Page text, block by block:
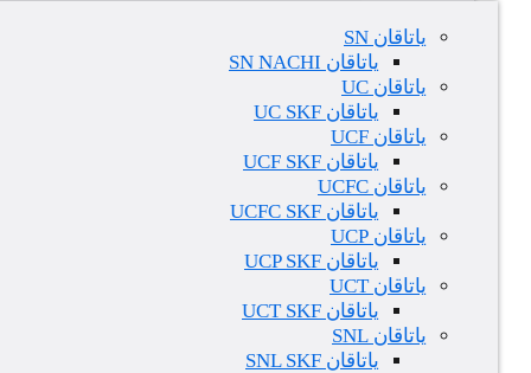
یاتاقان SN
یاتاقان SN NACHI
یاتاقان UC
یاتاقان UC SKF
یاتاقان UCF
یاتاقان UCF SKF
یاتاقان UCFC
یاتاقان UCFC SKF
یاتاقان UCP
یاتاقان UCP SKF
یاتاقان UCT
یاتاقان UCT SKF
یاتاقان SNL
یاتاقان SNL SKF